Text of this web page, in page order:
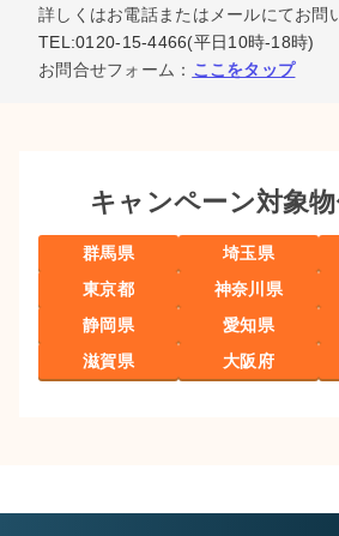
詳しくはお電話またはメールにてお
TEL:0120-15-4466(平日10時-18時)
お問合せフォーム： ここをタップ
キャンペーン対象
群馬県 埼玉県
東京都
神奈川県
静岡県
愛知県
滋賀県
大阪府